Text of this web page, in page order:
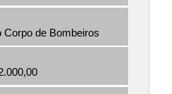
Corpo de Bombeiros